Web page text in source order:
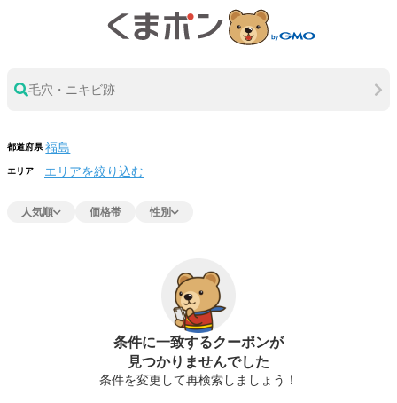
毛穴・ニキビ跡
都道府県
エリア エリアを絞り込む
人気順 価格帯 性別
条件に一致するクーポンが
見つかりませんでした
条件を変更して再検索しましょう！